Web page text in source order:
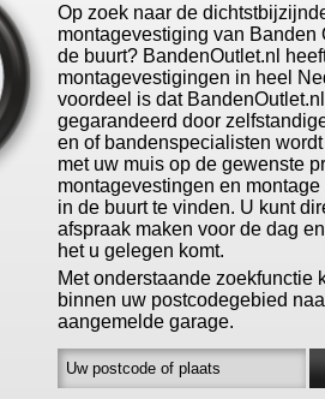
Op zoek naar de
montagevestiging van Banden
de buurt? BandenOutlet.nl
montagevestigingen in heel
voordeel is dat
gegarandeerd door
en of bandenspecialisten
met uw muis op de gewenste
montagevestingen en
in de buurt te vinden. U kunt
afspraak maken voor de dag
het u gelegen komt.
Met onderstaande zoekfunctie
binnen uw postcodegebied
aangemelde garage.